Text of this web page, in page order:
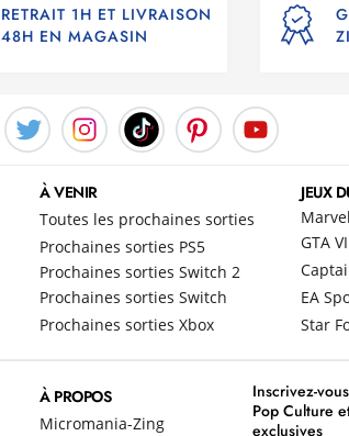
RETRAIT 1H ET LIVRAISON
48H EN MAGASIN
À VENIR
Toutes les prochaines sorties
Prochaines sorties PS5
Prochaines sorties Switch 2
Prochaines sorties Switch
Prochaines sorties Xbox
JEUX
GTA VI
EA
Star
À PROPOS
Micromania-Zing
Inscrivez-
Pop Culture
exclusives